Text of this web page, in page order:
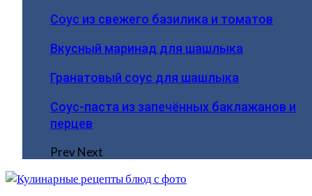
Соус из свежего базилика и томатов
Вкусный маринад для шашлыка
Гранатовый соус для шашлыка
Соус-паста из запечённых баклажанов и
перцев
PrevNext